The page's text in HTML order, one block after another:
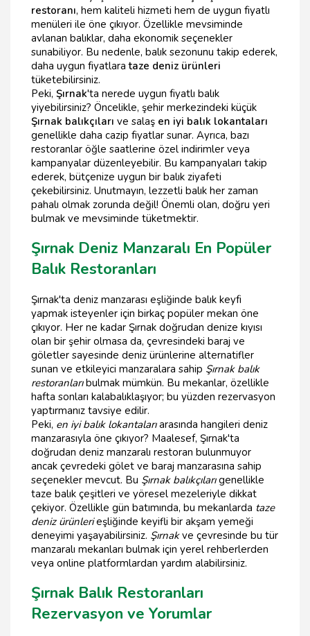
restoranı, hem kaliteli hizmeti hem de uygun fiyatlı
menüleri ile öne çıkıyor. Özellikle mevsiminde
avlanan balıklar, daha ekonomik seçenekler
sunabiliyor. Bu nedenle, balık sezonunu takip ederek,
daha uygun fiyatlarataze deniz ürünleri
tüketebilirsiniz.
Peki, Şırnak'ta nerede uygun fiyatlı balık
yiyebilirsiniz? Öncelikle, şehir merkezindeki küçük
Şırnak balıkçıları ve salaş en iyi balık lokantaları
genellikle daha cazip fiyatlar sunar. Ayrıca, bazı
restoranlar öğle saatlerine özel indirimler veya
kampanyalar düzenleyebilir. Bu kampanyaları takip
ederek, bütçenize uygun bir balık ziyafeti
çekebilirsiniz. Unutmayın, lezzetli balık her zaman
pahalı olmak zorunda değil! Önemli olan, doğru yeri
bulmak ve mevsiminde tüketmektir.
Şırnak Deniz Manzaralı En Popüler
Balık Restoranları
Şırnak'ta deniz manzarası eşliğinde balık keyfi
yapmak isteyenler için birkaç popüler mekan öne
çıkıyor. Her ne kadar Şırnak doğrudan denize kıyısı
olan bir şehir olmasa da, çevresindeki baraj ve
göletler sayesinde deniz ürünlerine alternatifler
sunan ve etkileyici manzaralara sahip Şırnak balık
restoranlarıbulmak mümkün. Bu mekanlar, özellikle
hafta sonları kalabalıklaşıyor; bu yüzden rezervasyon
yaptırmanız tavsiye edilir.
Peki, en iyi balık lokantalarıarasında hangileri deniz
manzarasıyla öne çıkıyor? Maalesef, Şırnak'ta
doğrudan deniz manzaralı restoran bulunmuyor
ancak çevredeki gölet ve baraj manzarasına sahip
seçenekler mevcut. Bu Şırnak balıkçılarıgenellikle
taze balık çeşitleri ve yöresel mezeleriyle dikkat
çekiyor. Özellikle gün batımında, bu mekanlarda taze
deniz ürünlerieşliğinde keyifli bir akşam yemeği
deneyimi yaşayabilirsiniz. Şırnakve çevresinde bu tür
manzaralı mekanları bulmak için yerel rehberlerden
veya online platformlardan yardım alabilirsiniz.
Şırnak Balık Restoranları
Rezervasyon ve Yorumlar